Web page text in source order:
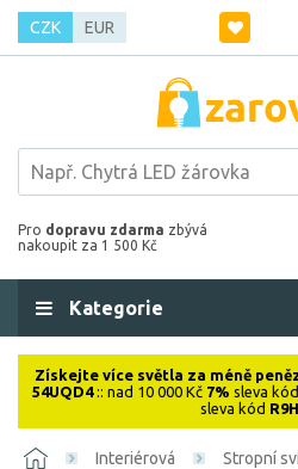
CZK EUR
Pro dopravu zdarma zbývá
nakoupit za 1 500 Kč
Kategorie
Získejte více světla za méně
54UQD4:: nad 10 000 Kč 7% sleva kód
sleva kód
Interiérová Stropní